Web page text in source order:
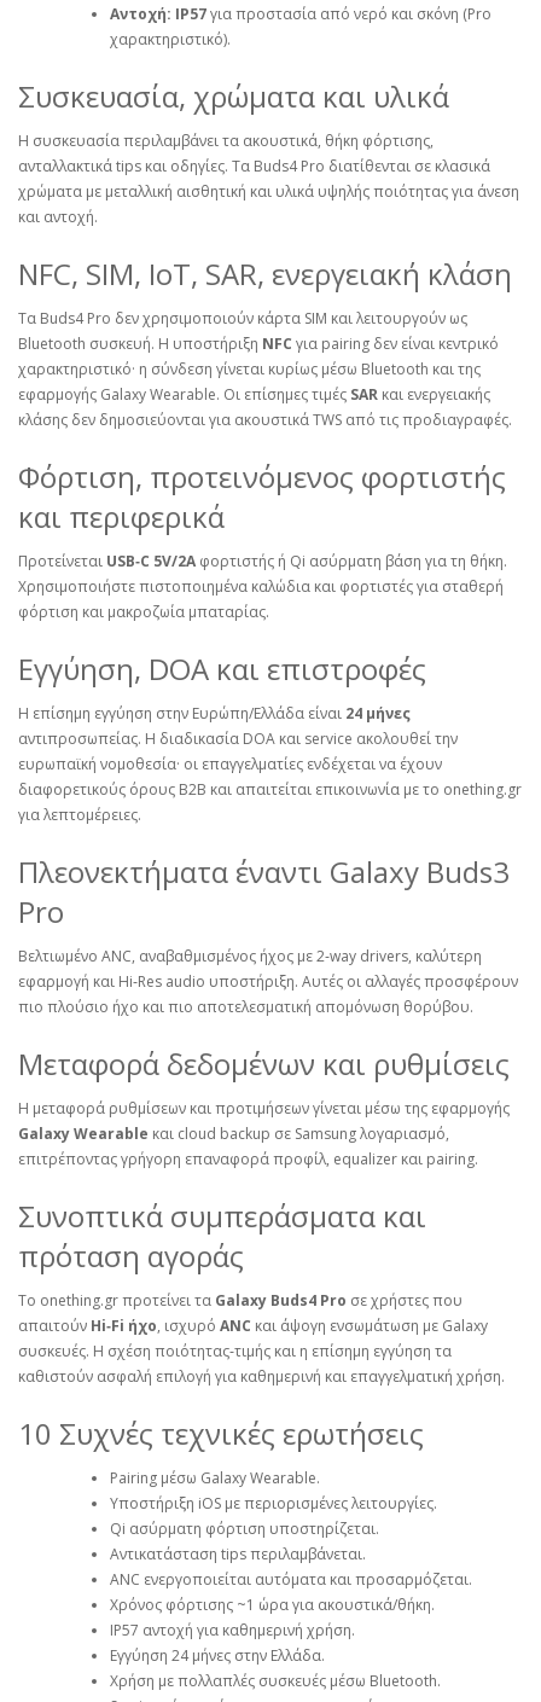
Αντοχή: IP57για προστασία από νερό και σκόνη (Pro
χαρακτηριστικό).
Συσκευασία, χρώματα και υλικά
Η συσκευασία περιλαμβάνει τα ακουστικά, θήκη φόρτισης,
ανταλλακτικά tips και οδηγίες. Τα Buds4 Pro διατίθενται σε κλασικά
χρώματα με μεταλλική αισθητική και υλικά υψηλής ποιότητας για άνεση
και αντοχή.
NFC, SIM, IoT, SAR, ενεργειακή κλάση
Τα Buds4 Pro δεν χρησιμοποιούν κάρτα SIM και λειτουργούν ως
Bluetooth συσκευή. Η υποστήριξη NFC για pairing δεν είναι κεντρικό
χαρακτηριστικό· η σύνδεση γίνεται κυρίως μέσω Bluetooth και της
εφαρμογής Galaxy Wearable. Οι επίσημες τιμές SAR και ενεργειακής
κλάσης δεν δημοσιεύονται για ακουστικά TWS από τις προδιαγραφές.
Φόρτιση, προτεινόμενος φορτιστής
και περιφερικά
Προτείνεται USB‑C 5V/2A φορτιστής ή Qi ασύρματη βάση για τη θήκη.
Χρησιμοποιήστε πιστοποιημένα καλώδια και φορτιστές για σταθερή
φόρτιση και μακροζωία μπαταρίας.
Εγγύηση, DOA και επιστροφές
Η επίσημη εγγύηση στην Ευρώπη/Ελλάδα είναι 24 μήνες
αντιπροσωπείας. Η διαδικασία DOA και service ακολουθεί την
ευρωπαϊκή νομοθεσία· οι επαγγελματίες ενδέχεται να έχουν
διαφορετικούς όρους B2B και απαιτείται επικοινωνία με το onething.gr
για λεπτομέρειες.
Πλεονεκτήματα έναντι Galaxy Buds3
Pro
Βελτιωμένο ANC, αναβαθμισμένος ήχος με 2‑way drivers, καλύτερη
εφαρμογή και Hi‑Res audio υποστήριξη. Αυτές οι αλλαγές προσφέρουν
πιο πλούσιο ήχο και πιο αποτελεσματική απομόνωση θορύβου.
Μεταφορά δεδομένων και ρυθμίσεις
Η μεταφορά ρυθμίσεων και προτιμήσεων γίνεται μέσω της εφαρμογής
Galaxy Wearable και cloud backup σε Samsung λογαριασμό,
επιτρέποντας γρήγορη επαναφορά προφίλ, equalizer και pairing.
Συνοπτικά συμπεράσματα και
πρόταση αγοράς
Το onething.gr προτείνει τα Galaxy Buds4 Pro σε χρήστες που
απαιτούν Hi‑Fi ήχο, ισχυρό ANC και άψογη ενσωμάτωση με Galaxy
συσκευές. Η σχέση ποιότητας‑τιμής και η επίσημη εγγύηση τα
καθιστούν ασφαλή επιλογή για καθημερινή και επαγγελματική χρήση.
10 Συχνές τεχνικές ερωτήσεις
Pairing μέσω Galaxy Wearable.
Υποστήριξη iOS με περιορισμένες λειτουργίες.
Qi ασύρματη φόρτιση υποστηρίζεται.
Αντικατάσταση tips περιλαμβάνεται.
ANC ενεργοποιείται αυτόματα και προσαρμόζεται.
Χρόνος φόρτισης ~1 ώρα για ακουστικά/θήκη.
IP57 αντοχή για καθημερινή χρήση.
Εγγύηση 24 μήνες στην Ελλάδα.
Χρήση με πολλαπλές συσκευές μέσω Bluetooth.